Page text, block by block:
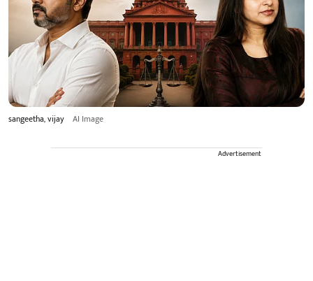
sangeetha, vijay AI Image
Advertisement